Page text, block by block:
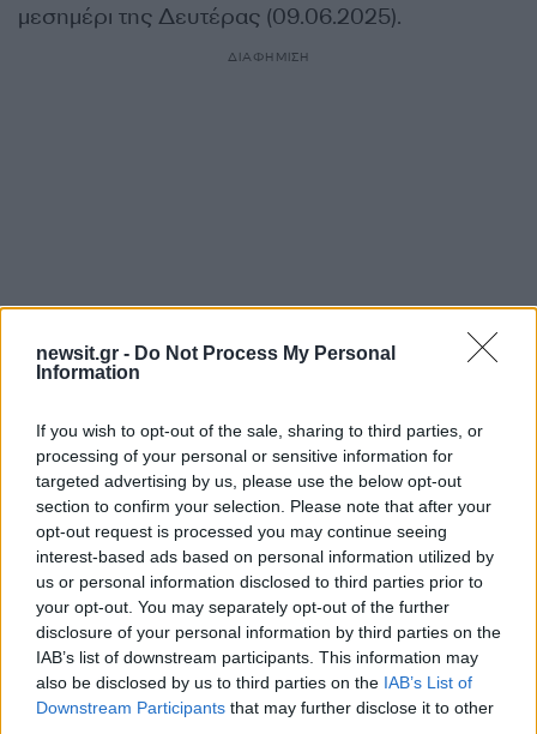
newsit.gr - Do Not Process My Personal
Information
If you wish to opt-out of the sale, sharing to third parties, or
processing of your personal or sensitive information for
targeted advertising by us, please use the below opt-out
section to confirm your selection. Please note that after your
opt-out request is processed you may continue seeing
interest-based ads based on personal information utilized by
us or personal information disclosed to third parties prior to
your opt-out. You may separately opt-out of the further
disclosure of your personal information by third parties on the
IAB’s list of downstream participants. This information may
also be disclosed by us to third parties on the IAB’s List of
Downstream Participants that may further disclose it to other
μεσημέρι της Δευτέρας (09.06.2025).
ΔΙΑΦΗΜΙΣΗ
Αν τα χάσατε
Τζένιφερ Λόπεζ:
Αγνώριστη αλλά
Αλεξάνδρα
Παναγιώταρου: